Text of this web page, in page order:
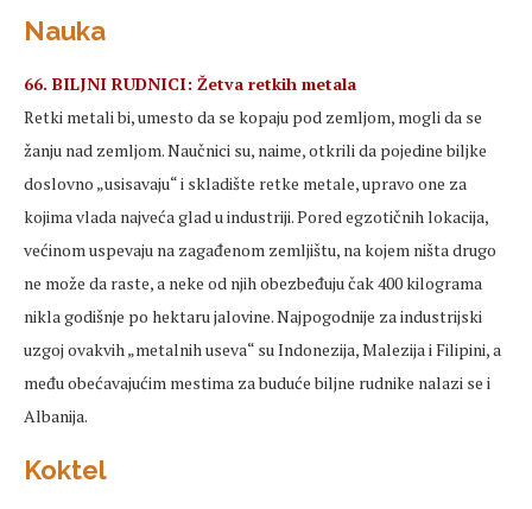
Nauka
66. BILJNI RUDNICI: Žetva retkih metala
Retki metali bi, umesto da se kopaju pod zemljom, mogli da se
žanju nad zemljom. Naučnici su, naime, otkrili da pojedine biljke
doslovno „usisavaju“ i skladište retke metale, upravo one za
kojima vlada najveća glad u industriji. Pored egzotičnih lokacija,
većinom uspevaju na zagađenom zemljištu, na kojem ništa drugo
ne može da raste, a neke od njih obezbeđuju čak 400 kilograma
nikla godišnje po hektaru jalovine. Najpogodnije za industrijski
uzgoj ovakvih „metalnih useva“ su Indonezija, Malezija i Filipini, a
među obećavajućim mestima za buduće biljne rudnike nalazi se i
Albanija.
Koktel